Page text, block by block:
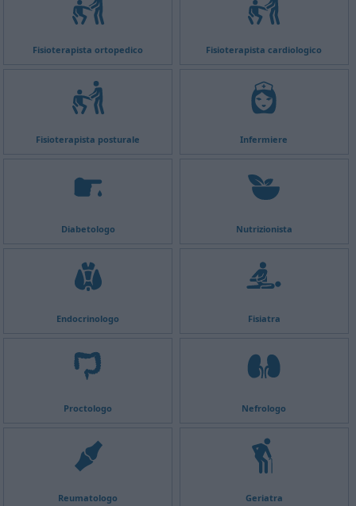
Fisioterapista ortopedico Fisioterapista cardiologico
Fisioterapista posturale Infermiere
Diabetologo Nutrizionista
Endocrinologo Fisiatra
Proctologo Nefrologo
Reumatologo Geriatra